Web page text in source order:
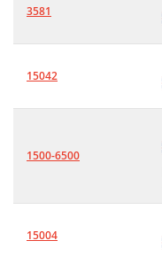
3581
15042
1500-6500
15004